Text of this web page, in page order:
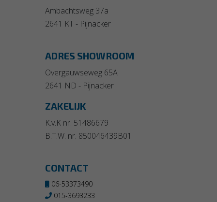
Ambachtsweg 37a
2641 KT - Pijnacker
ADRES SHOWROOM
Overgauwseweg 65A
2641 ND - Pijnacker
ZAKELIJK
K.v.K nr. 51486679
B.T.W. nr. 850046439B01
CONTACT
06-53373490
015-3693233